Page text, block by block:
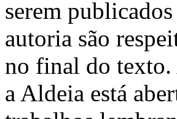
serem
autoria são
no final do texto.
a Aldeia está